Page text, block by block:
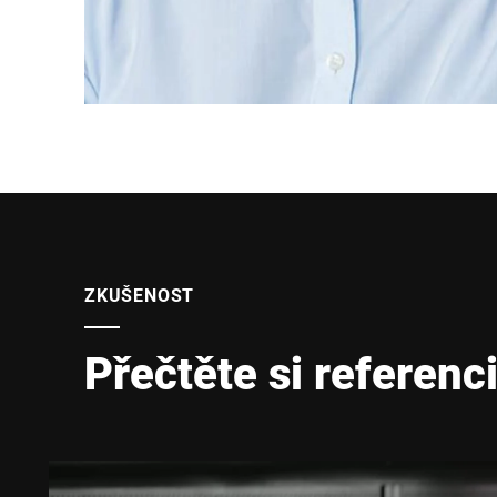
ZKUŠENOST
Přečtěte si referenci